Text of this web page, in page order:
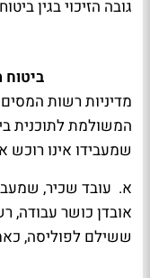
גובה הזיכוי בגין ביטוח
ביטוח
מדיניות רשות
המשולמת לתוכנית
שמעבידו אינו רוכש
א. עובד שכיר,
אובדן כושר עבודה,
ששילם לפוליסה,